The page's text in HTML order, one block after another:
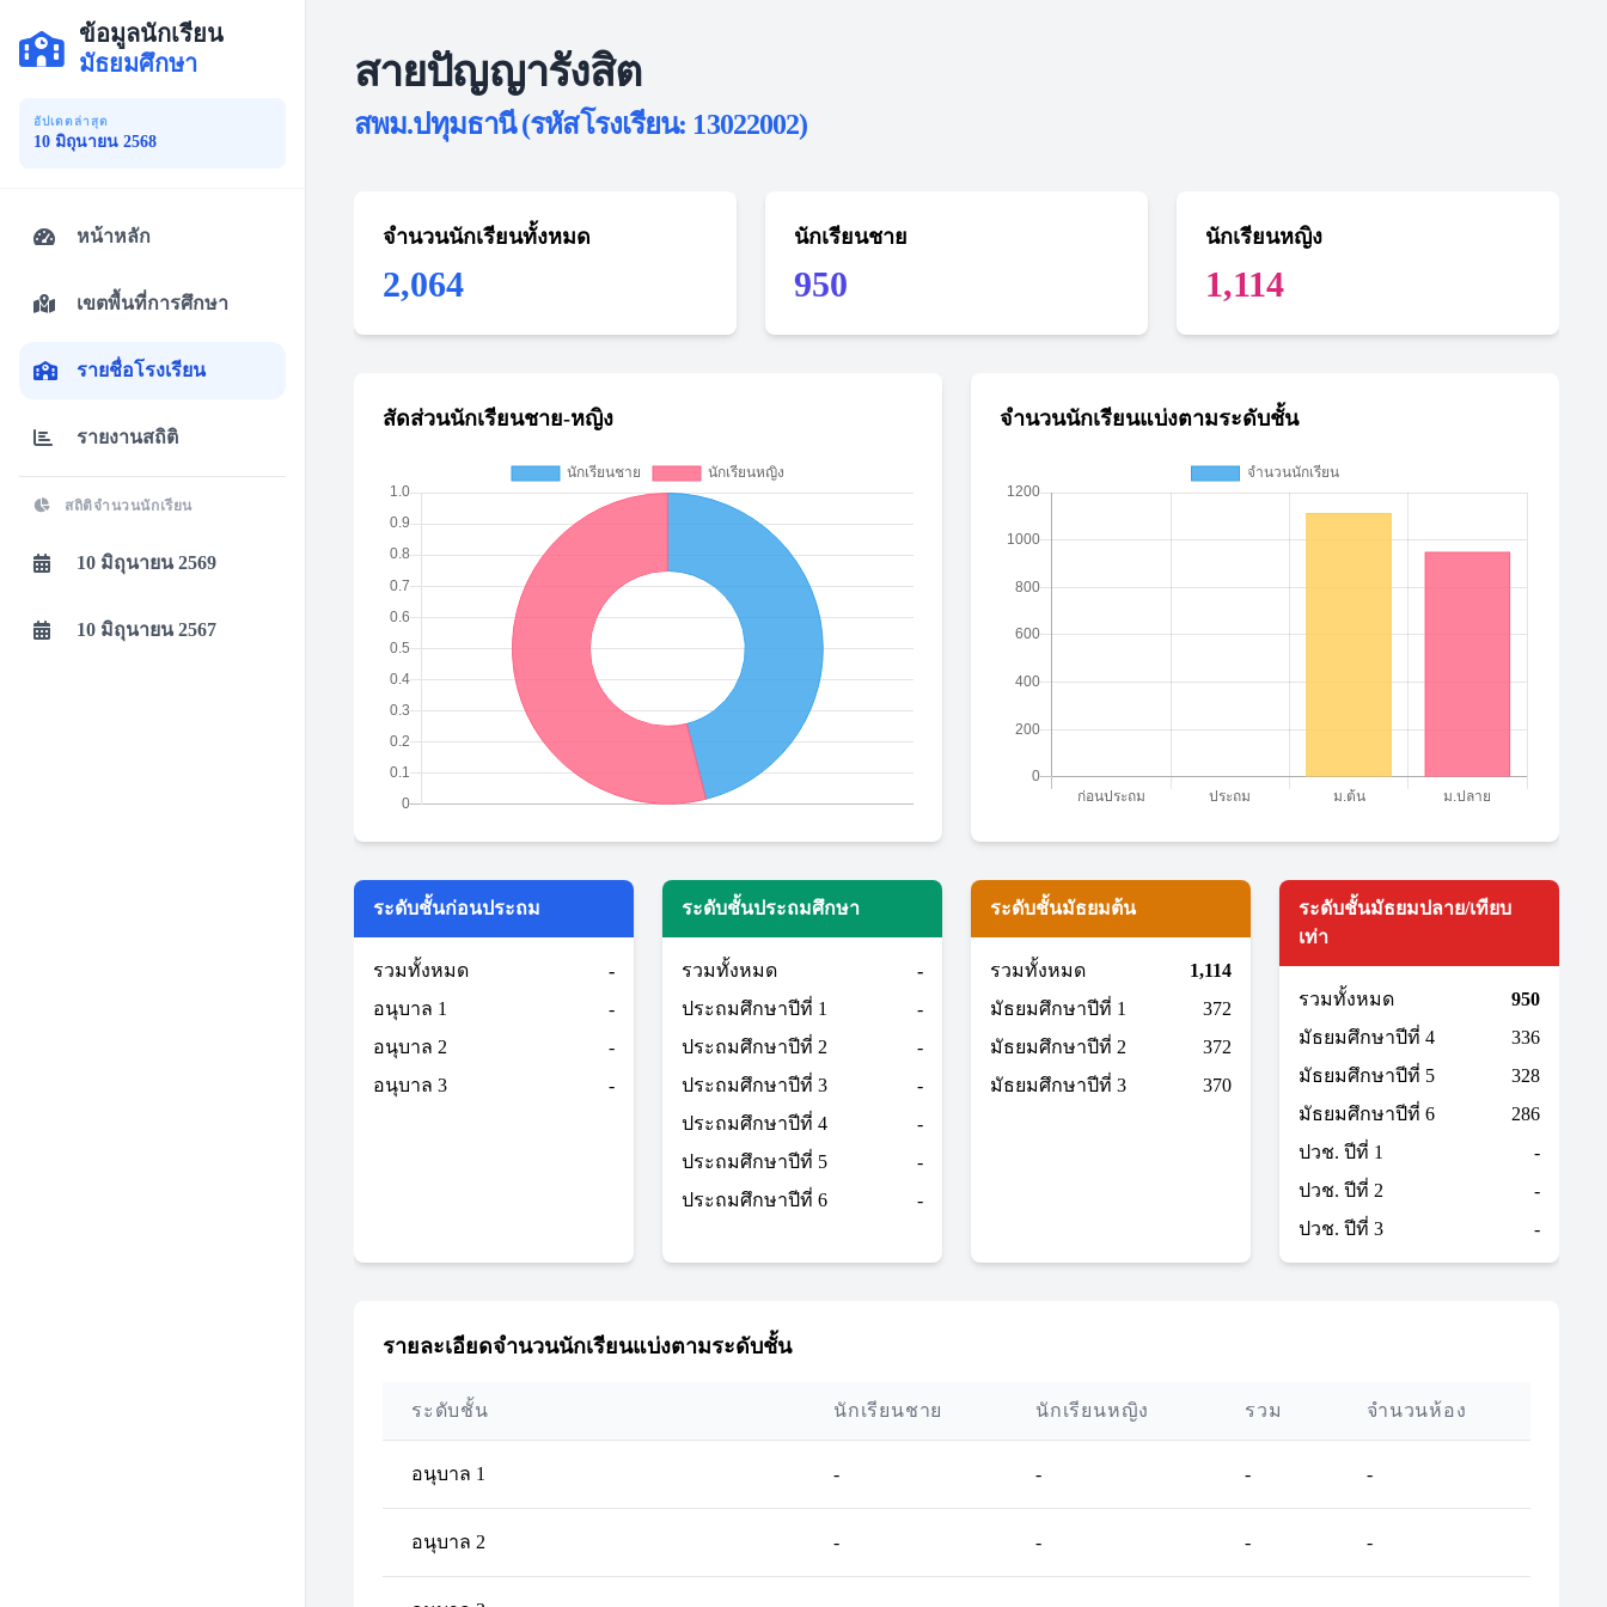
สายปัญญารังสิต
สพม.ปทุมธานี (รหัสโรงเรียน: 13022002)
จำนวนนักเรียนทั้งหมด
2,064
นักเรียนชาย
950
นักเรียนหญิง
1,114
สัดส่วนนักเรียนชาย-หญิง จำนวนนักเรียนแบ่งตามระดับชั้น
ระดับชั้นก่อนประถม
รวมทั้งหมด
-
อนุบาล 1
-
อนุบาล 2
-
อนุบาล 3
-
ระดับชั้นประถมศึกษา
รวมทั้งหมด
-
ประถมศึกษาปีที่ 1
-
ประถมศึกษาปีที่ 2
-
ประถมศึกษาปีที่ 3
-
ประถมศึกษาปีที่ 4
-
ประถมศึกษาปีที่ 5
-
ประถมศึกษาปีที่ 6
-
ระดับชั้นมัธยมต้น
รวมทั้งหมด
1,114
มัธยมศึกษาปีที่ 1
372
มัธยมศึกษาปีที่ 2
372
มัธยมศึกษาปีที่ 3
370
ระดับชั้นมัธยมปลาย/เทียบ
เท่า
รวมทั้งหมด
950
มัธยมศึกษาปีที่ 4
336
มัธยมศึกษาปีที่ 5
328
มัธยมศึกษาปีที่ 6
286
ปวช. ปีที่ 1
-
ปวช. ปีที่ 2
-
ปวช. ปีที่ 3
-
รายละเอียดจำนวนนักเรียนแบ่งตามระดับชั้น
ระดับชั้น นักเรียนชาย นักเรียนหญิง รวม จำนวนห้อง
อนุบาล 1 - - - -
อนุบาล 2 - - - -
ข้อมูลนักเรียน
มัธยมศึกษา
อัปเดตล่าสุด
10 มิถุนายน 2568
หน้าหลัก
เขตพื้นที่การศึกษา
รายชื่อโรงเรียน
รายงานสถิติ
สถิติจำนวนนักเรียน
10 มิถุนายน 2569
10 มิถุนายน 2567